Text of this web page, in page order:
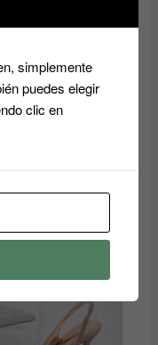
simplemente
puedes elegir
clic en